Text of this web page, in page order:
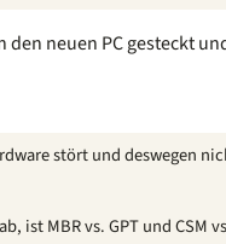
den neuen PC gesteckt
stört und deswegen
ist MBR vs. GPT und CSM